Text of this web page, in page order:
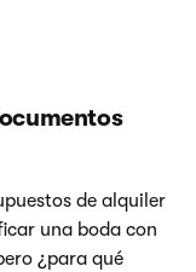
de alquiler
una boda con
¿para qué